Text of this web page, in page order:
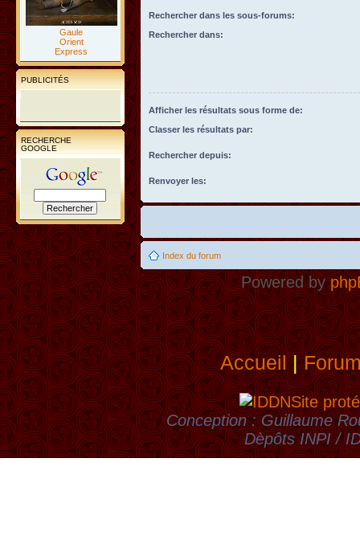
Gaule
Orient
Express
PUBLICITÉS
RECHERCHE
GOOGLE
Rechercher dans les sous-forums:
Rechercher dans:
Afficher les résultats sous forme de:
Classer les résultats par:
Rechercher depuis:
Renvoyer les:
Index du forum
Powered by
Accueil|
Site
Conception : Guillaume
Dèpôts INPI /